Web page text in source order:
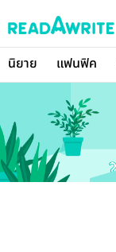
นิยาย แฟนฟิค